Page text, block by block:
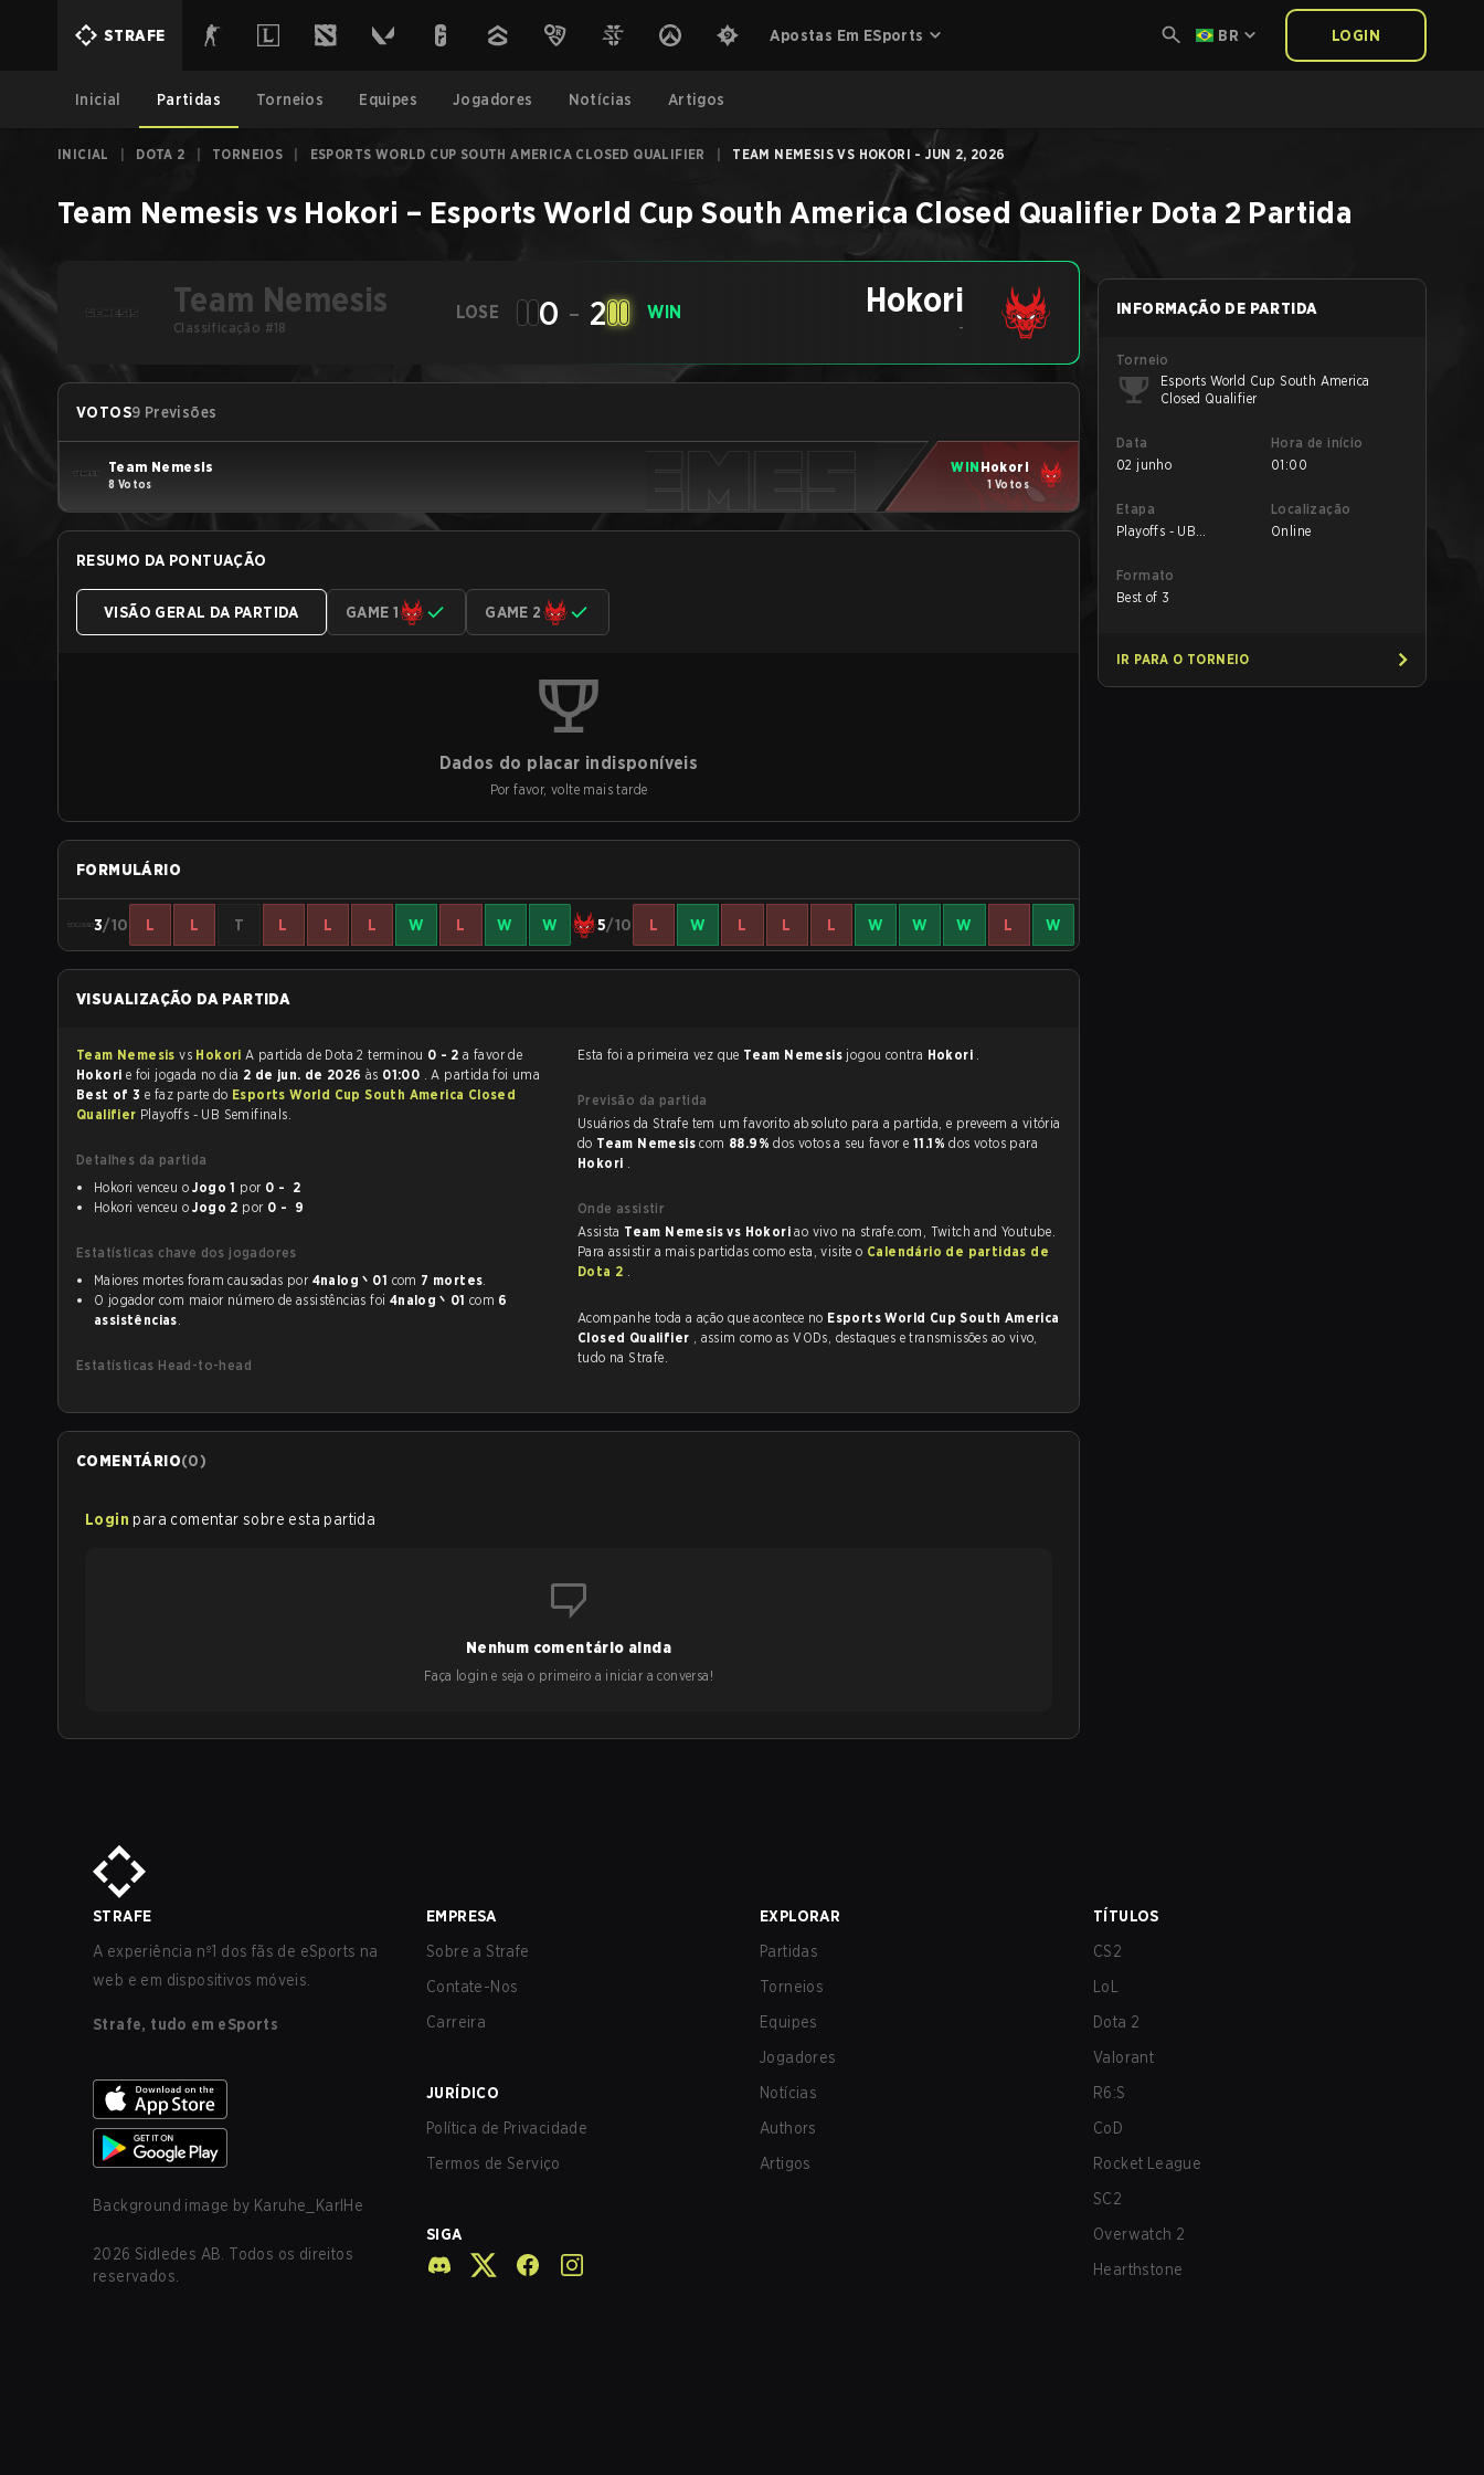
STRAFE Apostas Em ESports BR LOGIN
Inicial Partidas Torneios Equipes Jogadores Notícias Artigos
INICIAL DOTA 2 TORNEIOS ESPORTS WORLD CUP SOUTH AMERICA CLOSED QUALIFIER TEAM NEMESIS VS HOKORI - JUN 2, 2026
Team Nemesis vs Hokori – Esports World Cup South America Closed Qualifier Dota 2 Partida
Team Nemesis
Classificação #18
LOSE 0 - 2 WIN Hokori
-
VOTOS9 Previsões
Team Nemesis
8 Votos
WIN Hokori
1 Votos
RESUMO DA PONTUAÇÃO
VISÃO GERAL DA PARTIDA GAME 1 GAME 2
Dados do placar indisponíveis
Por favor, volte mais tarde
FORMULÁRIO
3/10 L L T L L L W L W W 5/10 L W L L L W W W L W
VISUALIZAÇÃO DA PARTIDA
Team Nemesisvs Hokori A partida de Dota 2 terminou 0 - 2 a favor de
Hokori
e foi jogada no dia 2 de jun. de 2026 às 01:00 . A partida foi uma
Best of 3 e faz parte do Esports World Cup South America Closed
Qualifier Playoffs - UB Semifinals.
Detalhes da partida
Hokori venceu oJogo 1 por
0 - 2
Hokori venceu oJogo 2 por 0 - 9
Estatísticas chave dos jogadores
Maiores mortes foram causadas por 4nalog丶01 com 7 mortes.
O jogador com maior número de assistências foi 4nalog丶01 com 6
assistências.
Estatísticas Head-to-head
Esta foi a primeira vez que Team Nemesis jogou contra Hokori .
Previsão da partida
Usuários da Strafe tem um favorito absoluto para a partida, e preveem a vitória
do Team Nemesiscom 88.9%dos votos a seu favor e 11.1%dos votos para
Hokori .
Onde assistir
Assista Team Nemesis vs Hokoriao vivo na strafe.com, Twitch and Youtube.
Para assistir a mais partidas como esta, visite o Calendário de partidas de
Dota 2 .
Acompanhe toda a ação que acontece no Esports World Cup South America
Closed Qualifier , assim como as VODs, destaques e transmissões ao vivo,
tudo na Strafe.
COMENTÁRIO(0)
Login para comentar sobre esta partida
Nenhum comentário ainda
Faça login e seja o primeiro a iniciar a conversa!
INFORMAÇÃO DE PARTIDA
Torneio
Esports World Cup South America
Closed Qualifier
Data
02 junho
Hora de início
01:00
Etapa
Playoffs - UB
Localização
Online
Formato
Best of 3
IR PARA O TORNEIO
STRAFE
A experiência nº1 dos fãs de eSports na
web e em dispositivos móveis.
Strafe, tudo em eSports
Background image by Karuhe_KarlHe
2026 Sidledes AB. Todos os direitos
reservados.
EMPRESA
Sobre a Strafe
Contate-Nos
Carreira
JURÍDICO
Política de Privacidade
Termos de Serviço
SIGA
EXPLORAR
Partidas
Torneios
Equipes
Jogadores
Notícias
Authors
Artigos
TÍTULOS
CS2
LoL
Dota 2
Valorant
R6:S
CoD
Rocket League
SC2
Overwatch 2
Hearthstone